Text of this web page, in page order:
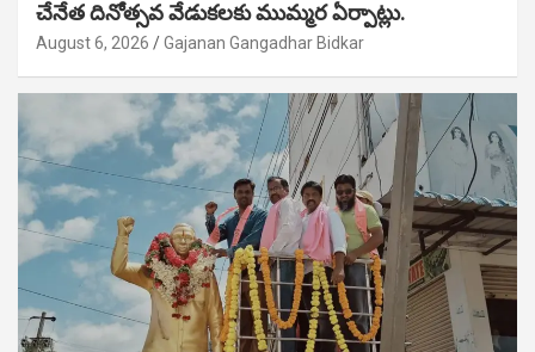
చేనేత దినోత్సవ వేడుకలకు ముమ్మర ఏర్పాట్లు.
August 6, 2026 Gajanan Gangadhar Bidkar